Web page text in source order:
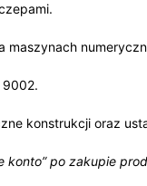
9002.
konstrukcji oraz
konto” po zakupie